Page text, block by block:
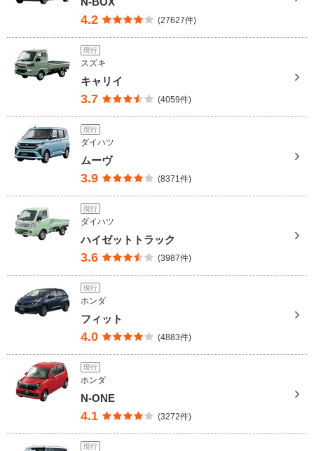
4.2 (27627件)
現行
スズキ
キャリイ
3.7 (4059件)
現行
ダイハツ
ムーヴ
3.9 (8371件)
現行
ダイハツ
ハイゼットトラック
3.6 (3987件)
現行
ホンダ
フィット
4.0 (4883件)
現行
ホンダ
N-ONE
4.1 (3272件)
現行